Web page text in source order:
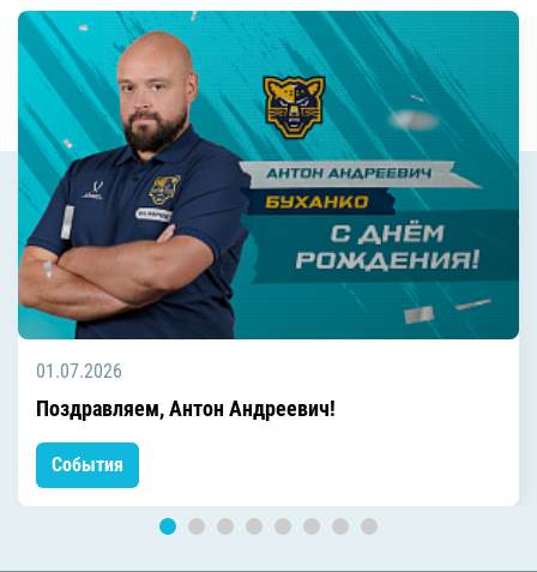
01.07.2026
Поздравляем, Антон Андреевич!
События